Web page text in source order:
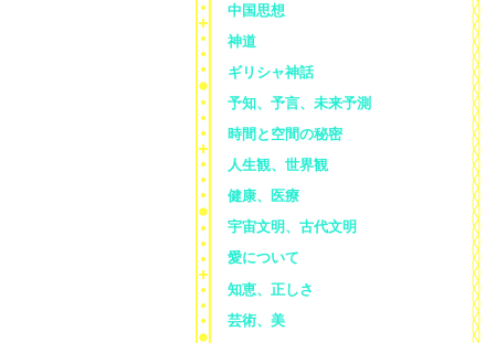
中国思想
神道
ギリシャ神話
予知、予言、未来予測
時間と空間の秘密
人生観、世界観
健康、医療
宇宙文明、古代文明
愛について
知恵、正しさ
芸術、美